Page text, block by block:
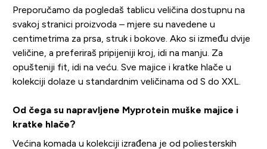
Preporučamo da pogledaš tablicu veličina dostupnu na
svakoj stranici proizvoda – mjere su navedene u
centimetrima za prsa, struk i bokove. Ako si između dvije
veličine, a preferiraš pripijeniji kroj, idi na manju. Za
opušteniji fit, idi na veću. Sve majice i kratke hlače u
kolekciji dolaze u standardnim veličinama od S do XXL.
Od čega su napravljene Myprotein muške majice i
kratke hlače?
Većina komada u kolekciji izrađena je od poliesterskih